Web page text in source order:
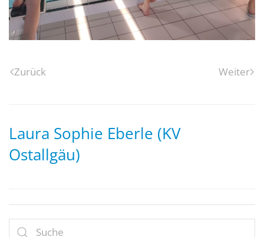
Zurück Weiter
Laura Sophie Eberle (KV
Ostallgäu)